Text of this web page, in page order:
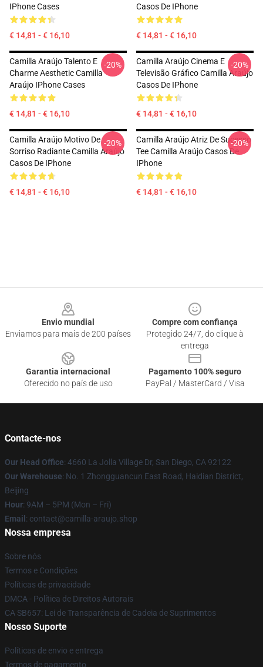
IPhone Cases
€ 14,81 - € 16,10
Casos De IPhone
€ 14,81 - € 16,10
Camilla Araújo Talento E
Charme Aesthetic Camilla
Araújo IPhone Cases
€ 14,81 - € 16,10
-20%
Camilla Araújo Cinema E
Televisão Gráfico Camilla Araújo
Casos De IPhone
€ 14,81 - € 16,10
-20%
Camilla Araújo Motivo De
Sorriso Radiante Camilla Araújo
Casos De IPhone
€ 14,81 - € 16,10
-20%
Camilla Araújo Atriz De Sucesso
Tee Camilla Araújo Casos De
IPhone
€ 14,81 - € 16,10
-20%
Envio mundial
Enviamos para mais de 200 países
Compre com confiança
Protegido 24/7, do clique à
entrega
Garantia internacional
Oferecido no país de uso
Pagamento 100% seguro
PayPal / MasterCard / Visa
Contacte-nos
Our Head Office: 4660 La Jolla Village Dr, San Diego, CA 92122
Our Warehouse: No. 1 Zhongguancun East Road, Haidian District,
Beijing
Hour: 9AM – 5PM (Mon – Fri)
Email : contact@camilla-araujo.shop
Nossa empresa
Sobre nós
Termos e Condições
Políticas de privacidade
DMCA - Política de Direitos Autorais
CA SB657: Lei de Transparência de Cadeia de Suprimentos
Nosso Suporte
Políticas de envio e entrega
Termos de pagamento